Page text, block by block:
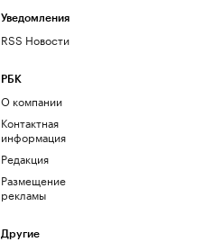
Уведомления
RSS Новости
РБК
О компании
Контактная
информация
Редакция
Размещение
рекламы
Другие